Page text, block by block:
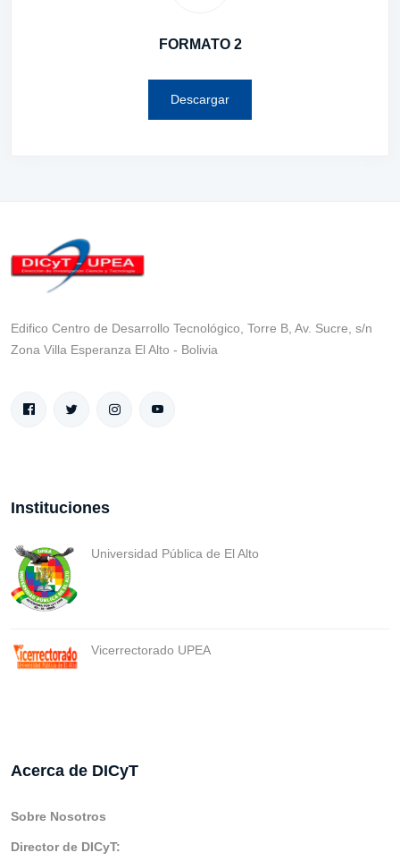
FORMATO 2
Descargar
Edifico Centro de Desarrollo Tecnológico, Torre B, Av. Sucre, s/n
Zona Villa Esperanza El Alto - Bolivia
Instituciones
Universidad Pública de El Alto
Vicerrectorado UPEA
Acerca de DICyT
Sobre Nosotros
Director de DICyT: